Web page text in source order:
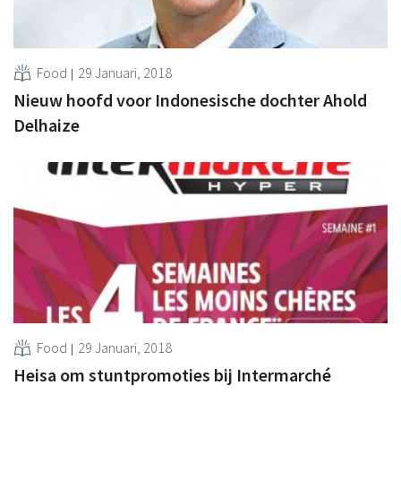
Food 29 Januari, 2018
Nieuw hoofd voor Indonesische dochter Ahold
Delhaize
Food 29 Januari, 2018
Heisa om stuntpromoties bij Intermarché